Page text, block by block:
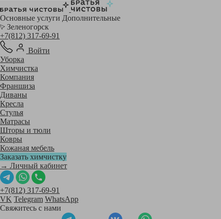
Основные услуги Дополнительные
Зеленогорск
+7(812) 317-69-91
Войти
Уборка
Химчистка
Компания
Франшиза
Диваны
Кресла
Стулья
Матрасы
Шторы и тюли
Ковры
Кожаная мебель
Заказать химчистку
→ Личный кабинет
+7(812) 317-69-91
VK Telegram WhatsApp
Свяжитесь с нами